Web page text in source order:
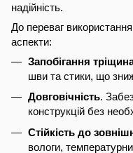
надійність.
До переваг
аспекти:
Запобігання
шви та стики, що
Довговічність.
конструкцій без
Стійкість до
вологи,